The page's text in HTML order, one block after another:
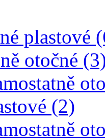
plastové
otočné
(2)